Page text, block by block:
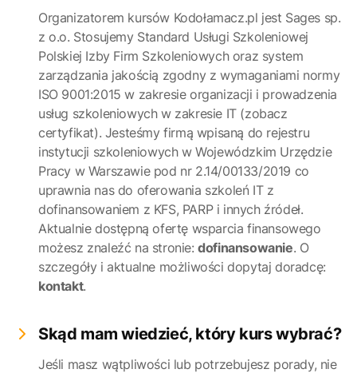
Organizatorem kursów Kodołamacz.pl jest Sages sp.
z o.o. Stosujemy Standard Usługi Szkoleniowej
Polskiej Izby Firm Szkoleniowych oraz system
zarządzania jakością zgodny z wymaganiami normy
ISO 9001:2015 w zakresie organizacji i prowadzenia
usług szkoleniowych w zakresie IT (zobacz
certyfikat). Jesteśmy firmą wpisaną do rejestru
instytucji szkoleniowych w Wojewódzkim Urzędzie
Pracy w Warszawie pod nr 2.14/00133/2019 co
uprawnia nas do oferowania szkoleń IT z
dofinansowaniem z KFS, PARP i innych źródeł.
Aktualnie dostępną ofertę wsparcia finansowego
możesz znaleźć na stronie:dofinansowanie. O
szczegóły i aktualne możliwości dopytaj doradcę:
kontakt.
Skąd mam wiedzieć, który kurs wybrać?
Jeśli masz wątpliwości lub potrzebujesz porady, nie